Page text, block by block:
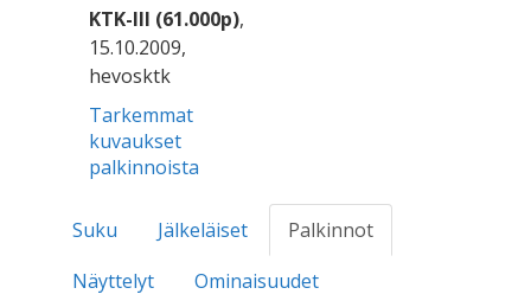
KTK-III (61.000p),
15.10.2009,
hevosktk
Tarkemmat
kuvaukset
palkinnoista
Suku Jälkeläiset
Palkinnot
Näyttelyt
Ominaisuudet